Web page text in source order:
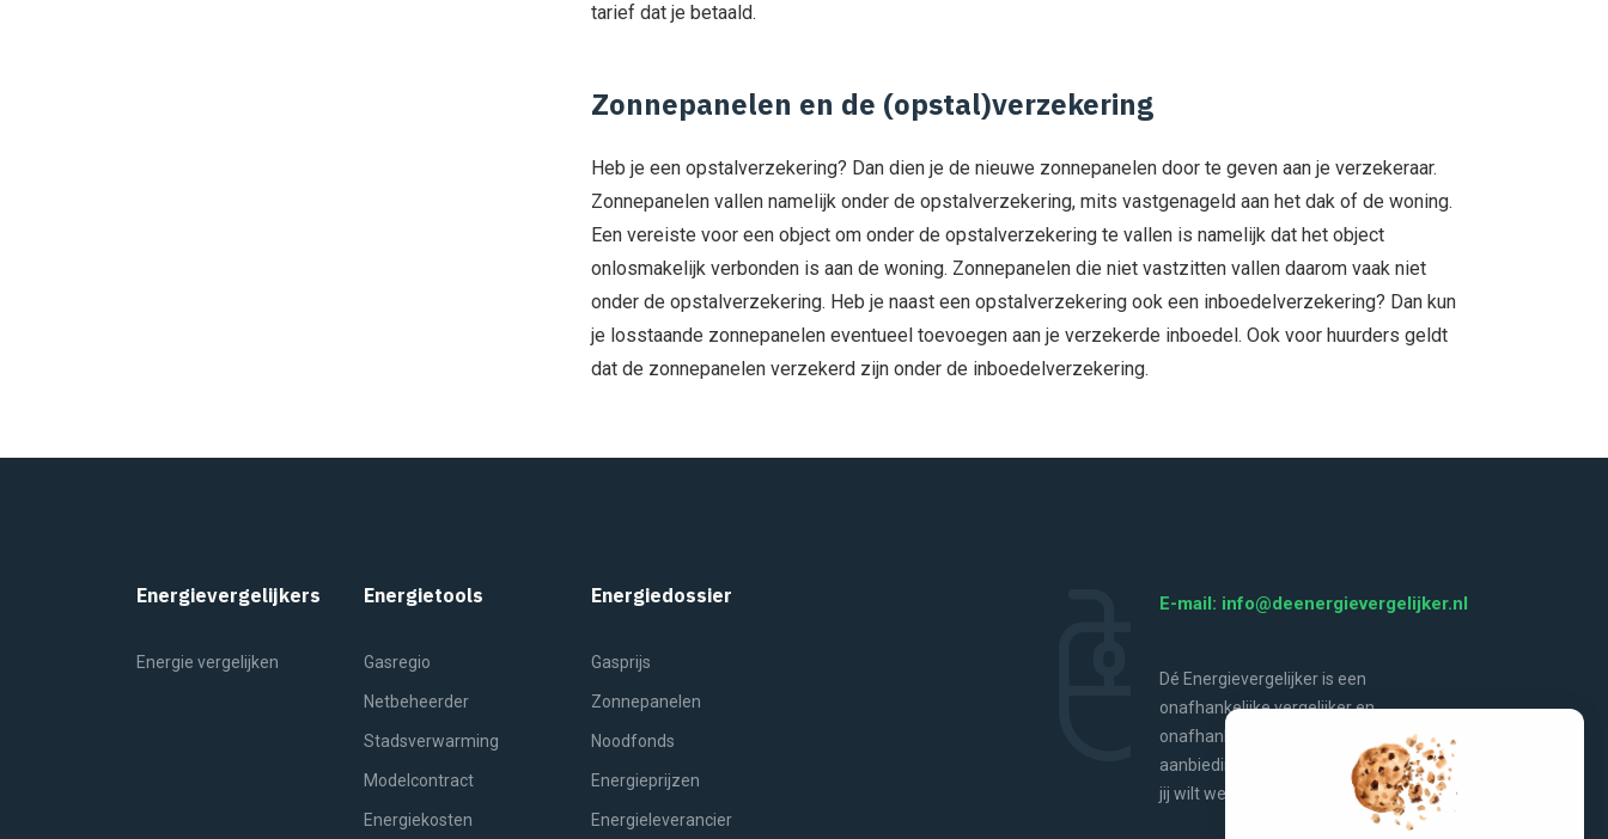
tarief dat je betaald.
Zonnepanelen en de (opstal)verzekering
Heb je een opstalverzekering? Dan dien je de nieuwe zonnepanelen door te geven aan je verzekeraar.
Zonnepanelen vallen namelijk onder de opstalverzekering, mits vastgenageld aan het dak of de woning.
Een vereiste voor een object om onder de opstalverzekering te vallen is namelijk dat het object
onlosmakelijk verbonden is aan de woning. Zonnepanelen die niet vastzitten vallen daarom vaak niet
onder de opstalverzekering. Heb je naast een opstalverzekering ook een inboedelverzekering? Dan kun
je losstaande zonnepanelen eventueel toevoegen aan je verzekerde inboedel. Ook voor huurders geldt
dat de zonnepanelen verzekerd zijn onder de inboedelverzekering.
Energievergelijkers
Energie vergelijken
Energietools
Gasregio
Netbeheerder
Stadsverwarming
Modelcontract
Energiekosten
Energiedossier
Gasprijs
Zonnepanelen
Noodfonds
Energieprijzen
Energieleverancier
E-mail: info@deenergievergelijker.nl
Dé Energievergelijker is een
onafhankelijke vergelijker en
onafhankelijke bron van energienieuws,
aanbiedingen, handige tools en alles wat
jij wilt weten over energie.